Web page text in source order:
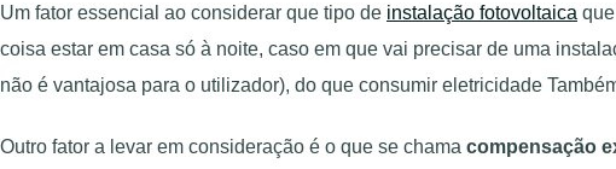
Um fator essencial ao considerar que tipo de instalação fotovoltaica
coisa estar em casa só à noite, caso em que vai precisar de uma
não é vantajosa para o utilizador), do que consumir eletricidade
Outro fator a levar em consideração é o que se chama compensação